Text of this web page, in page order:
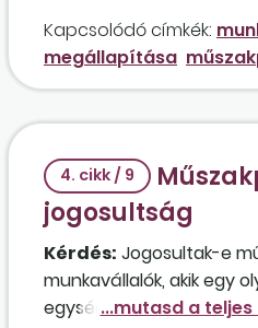
munkáltató, ha csak a
meg? Mennyi a pótlék
hányszor lehet a
beosztani, illetve kell-e
biztosítanak helyette?
a munkavállalót, ha
munkát, és helyette
Kapcsolódó címkék:
megállapítása
4. cikk / 9
jogosultság
Kérdés: Jogosultak-e
munkavállalók, akik egy
egységben dolgoznak,